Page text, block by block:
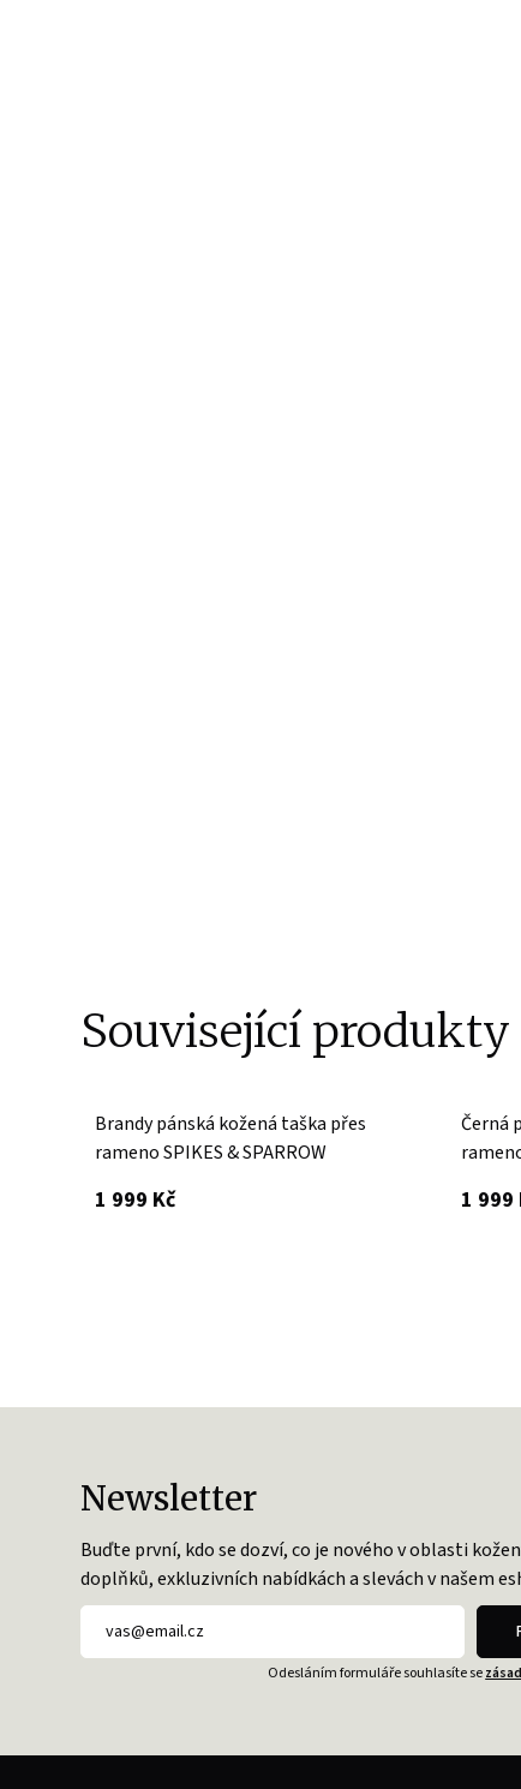
Související produkty
Brandy pánská kožená taška přes
rameno SPIKES & SPARROW
1 999 Kčs DPH
Černá
1 999
Newsletter
Buďte první, kdo se dozví, co je nového v oblasti
doplňků, exkluzivních nabídkách a slevách v našem
Odesláním formuláře souhlasíte se